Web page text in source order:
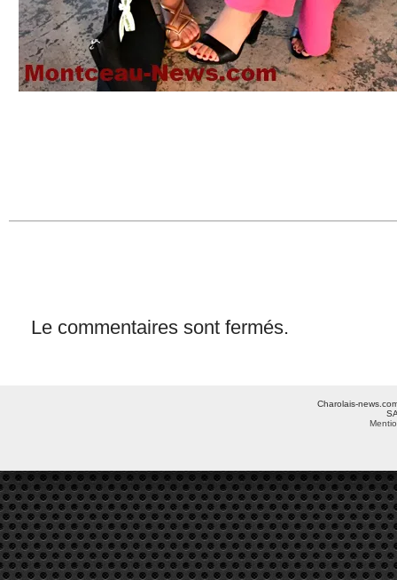
Le commentaires sont fermés.
Charolais-